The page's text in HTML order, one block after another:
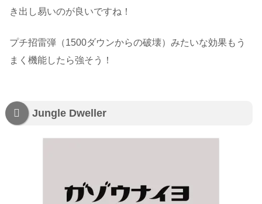
き出し易いのが良いですね！
プチ招雷弾（1500ダウンからの破壊）みたいな効果もう
まく機能したら強そう！
Jungle Dweller